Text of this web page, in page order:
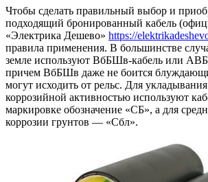
Чтобы сделать правильный выбор и
подходящий бронированный кабель
«Электрика Дешево» https://
правила применения. В большинстве
земле используют ВбБШв-кабель или
причем ВбБШв даже не боится
могут исходить от рельс. Для
коррозийной активностью используют
маркировке обозначение «СБ», а для
коррозии грунтов — «Сбл».